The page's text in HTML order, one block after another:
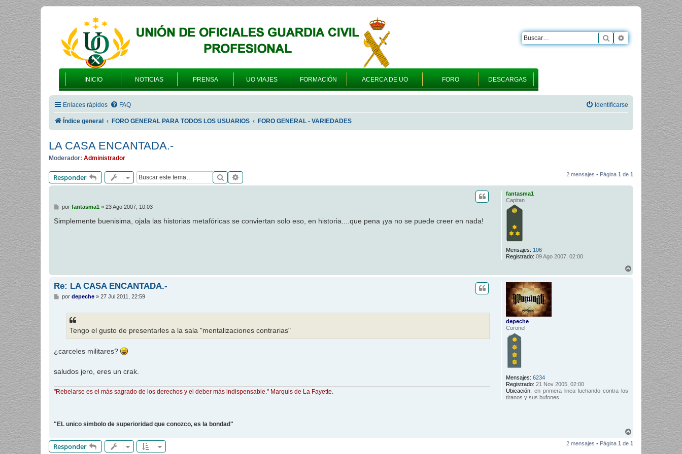
INICIO NOTICIAS PRENSA UO VIAJES FORMACIÓN ACERCA DE UO FORO DESCARGAS
Buscar Búsqueda
Enlaces rápidos FAQ Identificarse
Índice general FORO GENERAL PARA TODOS LOS USUARIOS FORO GENERAL - VARIEDADES
LA CASA ENCANTADA.-
Moderador: Administrador
Responder Buscar 2 mensajes • Página 1 de 1
fantasma1
Capitan
Mensajes: 106
Registrado: 09 Ago 2007, 02:00
M
n
por fantasma1» 23 Ago 2007, 10:03
Simplemente buenisima, ojala las historias metafóricas se conviertan solo eso, en historia....que pena ¡ya no se puede creer en nada!
depeche
Coronel
Mensajes: 6234
Registrado: 21 Nov 2005, 02:00
Ubicación: en primera linea luchando contra los
tiranos y sus bufones
Re: LA CASA ENCANTADA.-
M
por depeche» 27 Jul 2011, 22:59
Tengo el gusto de presentarles a la sala "mentalizaciones contrarias"
¿carceles militares?
saludos jero, eres un crak.
"Rebelarse es el más sagrado de los derechos y el deber más indispensable." Marquis de La Fayette.
"EL unico simbolo de superioridad que conozco, es la bondad"
r
Responder 2 mensajes • Página 1 de 1